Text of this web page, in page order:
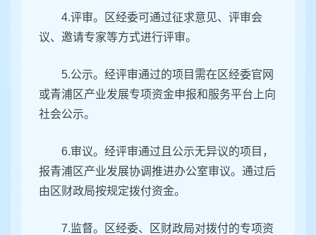
4.评审。区经委可通过征求意见、评审会
议、邀请专家等方式进行评审。
5.公示。经评审通过的项目需在区经委官网
或青浦区产业发展专项资金申报和服务平台上向
社会公示。
6.审议。经评审通过且公示无异议的项目，
报青浦区产业发展协调推进办公室审议。通过后
由区财政局按规定拨付资金。
7.监督。区经委、区财政局对拨付的专项资